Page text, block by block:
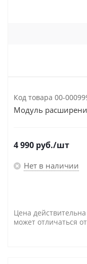
Код товара 00-
Модуль
4 990 руб./шт
Нет в наличии
Цена
может отличаться